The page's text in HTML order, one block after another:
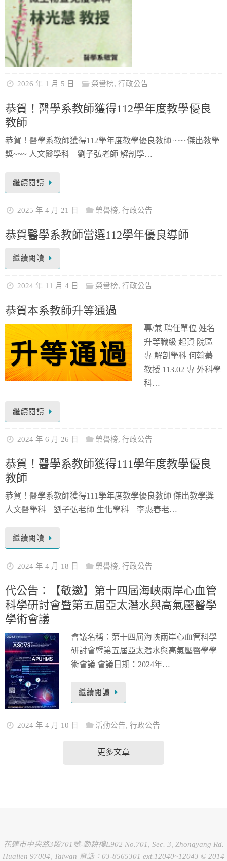
2026 年 1 月 5 日 榮譽榜, 行政公告
恭賀！醫學系教師獲得112學年度教學優良
教師
恭賀！醫學系教師獲得112學年度教學優良教師 ~~~傑出教學
獎~~~ 人文醫學科 劉子弘老師 解剖學…
繼續閱讀
2025 年 4 月 21 日 榮譽榜, 行政公告
恭賀醫學系教師當選112學年優良導師
繼續閱讀
2024 年 11 月 4 日 榮譽榜, 行政公告
恭賀本系教師升等通過
專/兼 聘任單位 姓名
升等職級 起資 院區
專 解剖學科 何翰蓁
教授 113.02 專 外科學
科…
繼續閱讀
2024 年 6 月 26 日 榮譽榜, 行政公告
恭賀！醫學系教師獲得111學年度教學優良
教師
恭賀！醫學系教師獲得111學年度教學優良教師 傑出教學獎
人文醫學科 劉子弘老師 生化學科 李惠春老…
繼續閱讀
2024 年 4 月 18 日 榮譽榜, 行政公告
代公告：【敬邀】第十四屆海峽兩岸心血管
科學研討會暨第五屆亞太潛水與高氣壓醫學
學術會議
會議名稱：第十四屆海峽兩岸心血管科學
研討會暨第五屆亞太潛水與高氣壓醫學學
術會議 會議日期：2024年…
繼續閱讀
2024 年 4 月 10 日 活動公告, 行政公告
更多文章
花蓮市中央路3段701號-勤耕樓E902 No.701, Sec. 3, Zhongyang Rd.
Hualien 97004, Taiwan 電話：03-8565301 ext.12040~12043 © 2014